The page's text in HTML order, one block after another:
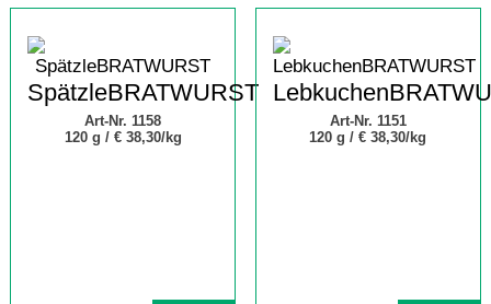
SpätzleBRATWURST
Art-Nr. 1158
120 g / € 38,30/kg
Art-Nr. 1151
120 g /€ 38,30/kg